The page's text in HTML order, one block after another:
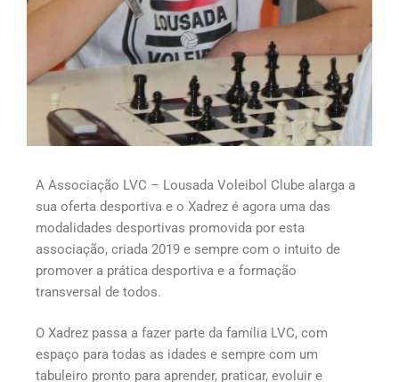
A Associação LVC – Lousada Voleibol Clube alarga a
sua oferta desportiva e o Xadrez é agora uma das
modalidades desportivas promovida por esta
associação, criada 2019 e sempre com o intuito de
promover a prática desportiva e a formação
transversal de todos.
O Xadrez passa a fazer parte da família LVC, com
espaço para todas as idades e sempre com um
tabuleiro pronto para aprender, praticar, evoluir e